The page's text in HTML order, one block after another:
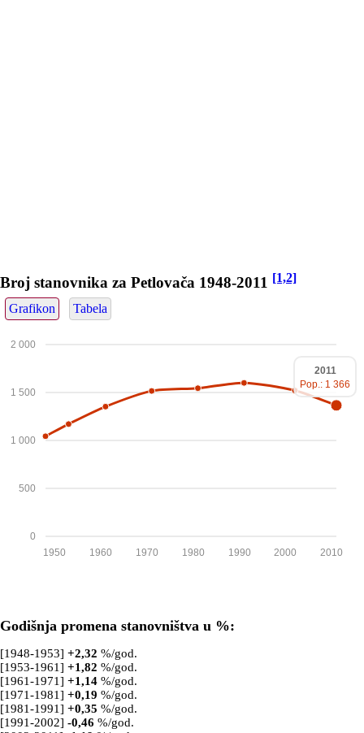
Broj stanovnika za Petlovača 1948-2011 [1,2]
Grafikon Tabela
0
500
1 000
1 500
2 000
2010
2000
1990
1980
1970
1960
1950
2011
Pop.: 1 366
Godišnja promena stanovništva u %:
[1948-1953] +2,32 %/god.
[1953-1961] +1,82 %/god.
[1961-1971] +1,14 %/god.
[1971-1981] +0,19 %/god.
[1981-1991] +0,35 %/god.
[1991-2002] -0,46 %/god.